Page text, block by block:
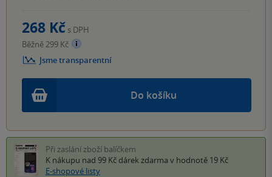
Do košíku
268 Kč s DPH
Běžně 299 Kč
Jsme transparentní
Při zaslání zboží balíčkem
K nákupu nad 99 Kč dárek zdarma v hodnotě 19 Kč
E-shopové listy